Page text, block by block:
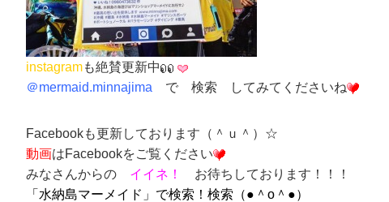
instagramも絶賛更新中
＠mermaid.minnajima で 検索 してみてくださいね
Facebookも更新しております（＾ｕ＾）☆
動画はFacebookをご覧ください
みなさんからの イイネ！
お待ちしております！！！
「 水納島マーメイド 」 で検索！検索（●＾o＾●）